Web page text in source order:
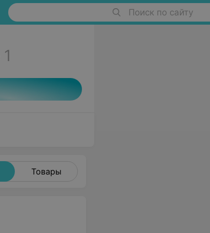
Поиск по сайту
1
Товары